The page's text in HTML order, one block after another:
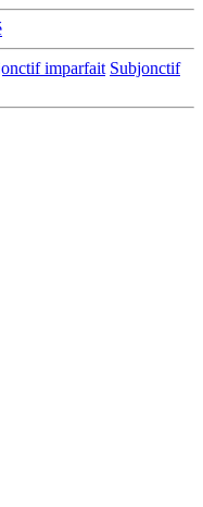
imparfait Subjonctif